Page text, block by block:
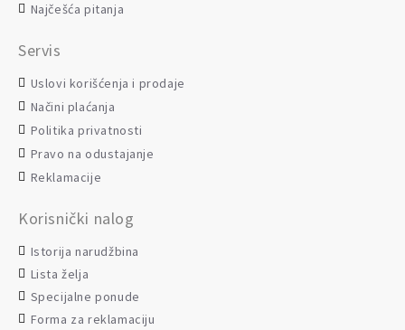
Najčešća pitanja
Servis
Uslovi korišćenja i prodaje
Načini plaćanja
Politika privatnosti
Pravo na odustajanje
Reklamacije
Korisnički nalog
Istorija narudžbina
Lista želja
Specijalne ponude
Forma za reklamaciju